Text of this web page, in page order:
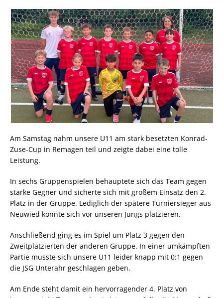
Am Samstag nahm unsere U11 am stark besetzten Konrad-
Zuse-Cup in Remagen teil und zeigte dabei eine tolle
Leistung.
In sechs Gruppenspielen behauptete sich das Team gegen
starke Gegner und sicherte sich mit großem Einsatz den 2.
Platz in der Gruppe. Lediglich der spätere Turniersieger aus
Neuwied konnte sich vor unseren Jungs platzieren.
Anschließend ging es im Spiel um Platz 3 gegen den
Zweitplatzierten der anderen Gruppe. In einer umkämpften
Partie musste sich unsere U11 leider knapp mit 0:1 gegen
die JSG Unterahr geschlagen geben.
Am Ende steht damit ein hervorragender 4. Platz von